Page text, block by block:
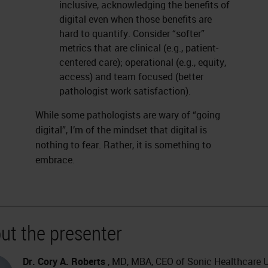
inclusive, acknowledging the benefits of
digital even when those benefits are
hard to quantify. Consider “softer”
metrics that are clinical (e.g., patient-
centered care); operational (e.g., equity,
access) and team focused (better
pathologist work satisfaction).
While some pathologists are wary of “going
digital”, I’m of the mindset that digital is
nothing to fear. Rather, it is something to
embrace.
the presenter
Dr. Cory A. Roberts , MD, MBA, CEO of Sonic Healthcare